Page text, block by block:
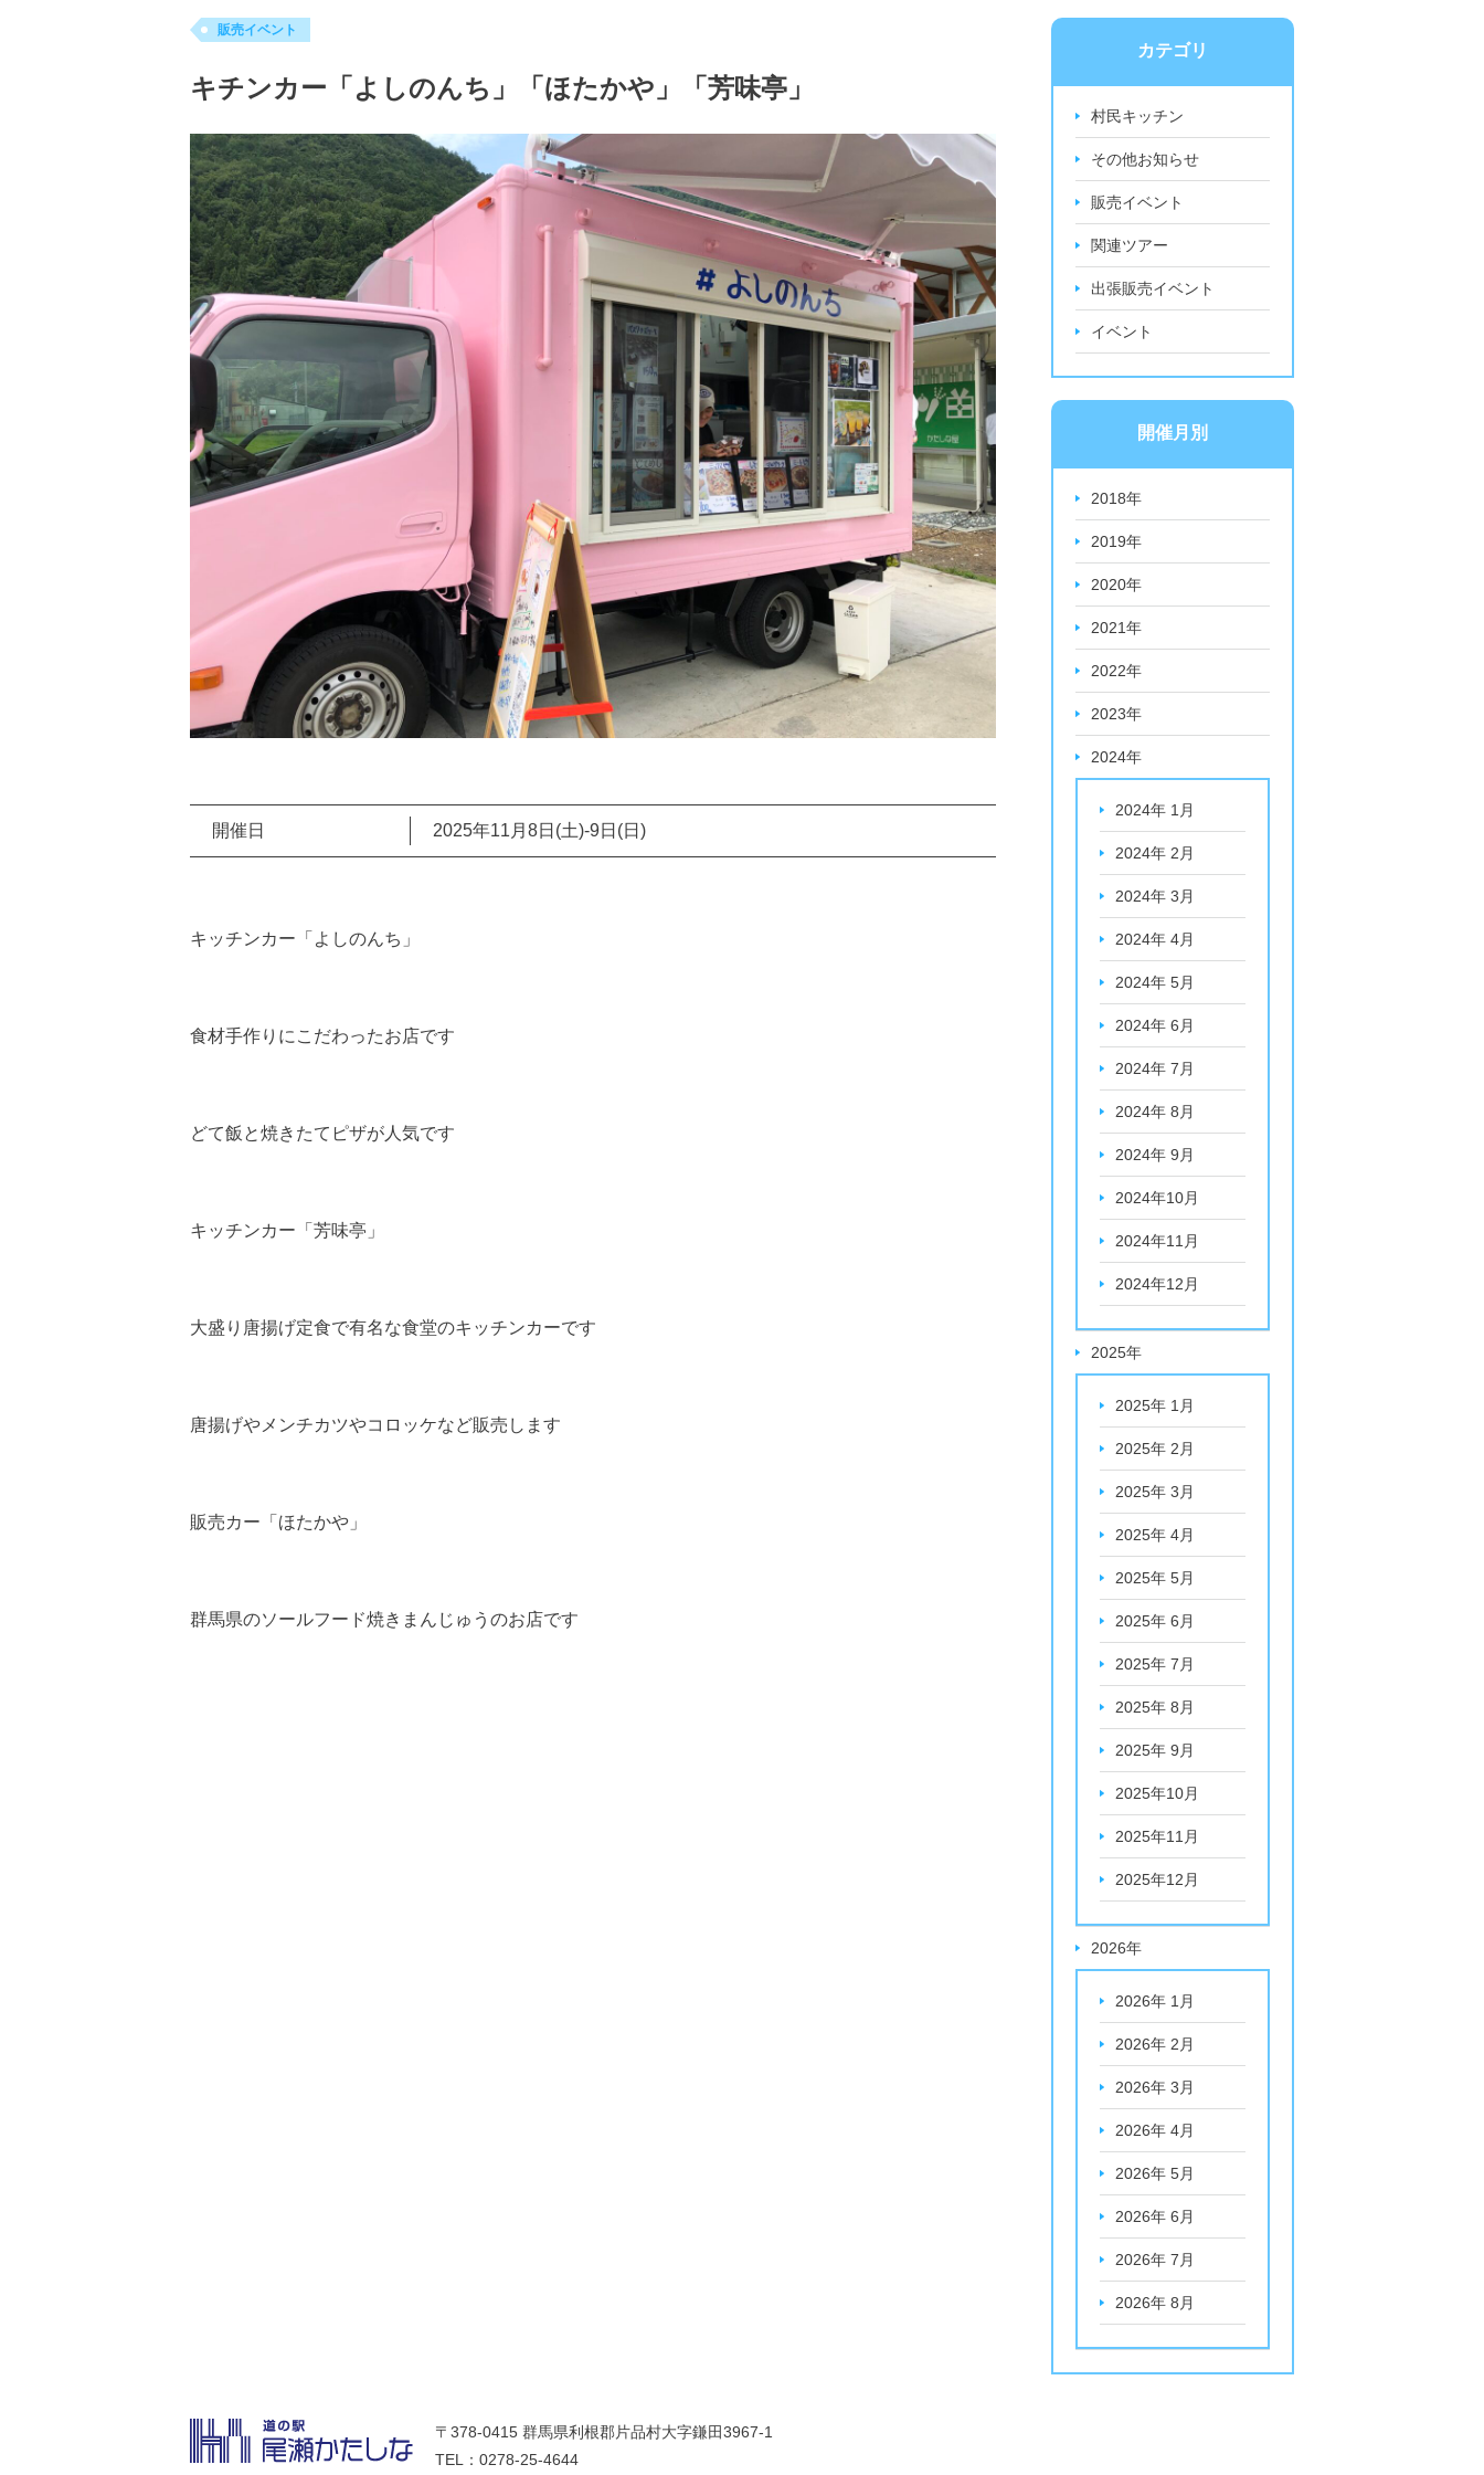
販売イベント
キチンカー「よしのんち」「ほたかや」「芳味亭」
開催日 2025年11月8日(土)-9日(日)
キッチンカー「よしのんち」
食材手作りにこだわったお店です
どて飯と焼きたてピザが人気です
キッチンカー「芳味亭」
大盛り唐揚げ定食で有名な食堂のキッチンカーです
唐揚げやメンチカツやコロッケなど販売します
販売カー「ほたかや」
群馬県のソールフード焼きまんじゅうのお店です
カテゴリ
村民キッチン
その他お知らせ
販売イベント
関連ツアー
出張販売イベント
イベント
開催月別
2018年
2019年
2020年
2021年
2022年
2023年
2024年
2024年 1月
2024年 2月
2024年 3月
2024年 4月
2024年 5月
2024年 6月
2024年 7月
2024年 8月
2024年 9月
2024年10月
2024年11月
2024年12月
2025年
2025年 1月
2025年 2月
2025年 3月
2025年 4月
2025年 5月
2025年 6月
2025年 7月
2025年 8月
2025年 9月
2025年10月
2025年11月
2025年12月
2026年
2026年 1月
2026年 2月
2026年 3月
2026年 4月
2026年 5月
2026年 6月
2026年 7月
2026年 8月
〒378-0415 群馬県利根郡片品村大字鎌田3967-1
TEL：0278-25-4644